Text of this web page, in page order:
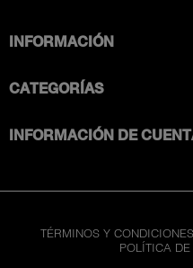
INFORMACIÓN
CATEGORÍAS
INFORMACIÓN DE
TÉRMINOS Y CONDICIONES
POLÍTICA